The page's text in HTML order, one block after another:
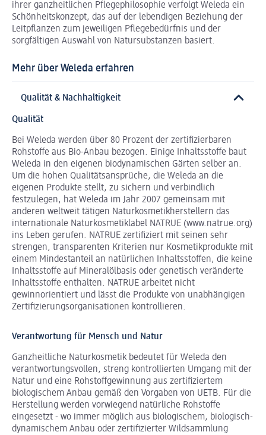
ihrer ganzheitlichen Pflegephilosophie verfolgt Weleda ein
Schönheitskonzept, das auf der lebendigen Beziehung der
Leitpflanzen zum jeweiligen Pflegebedürfnis und der
sorgfältigen Auswahl von Natursubstanzen basiert.
Mehr über Weleda erfahren
Qualität & Nachhaltigkeit
Qualität
Bei Weleda werden über 80 Prozent der zertifizierbaren
Rohstoffe aus Bio-Anbau bezogen. Einige Inhaltsstoffe baut
Weleda in den eigenen biodynamischen Gärten selber an.
Um die hohen Qualitätsansprüche, die Weleda an die
eigenen Produkte stellt, zu sichern und verbindlich
festzulegen, hat Weleda im Jahr 2007 gemeinsam mit
anderen weltweit tätigen Naturkosmetikherstellern das
internationale Naturkosmetiklabel NATRUE (www.natrue.org)
ins Leben gerufen. NATRUE zertifiziert mit seinen sehr
strengen, transparenten Kriterien nur Kosmetikprodukte mit
einem Mindestanteil an natürlichen Inhaltsstoffen, die keine
Inhaltsstoffe auf Mineralölbasis oder genetisch veränderte
Inhaltsstoffe enthalten. NATRUE arbeitet nicht
gewinnorientiert und lässt die Produkte von unabhängigen
Zertifizierungsorganisationen kontrollieren.
Verantwortung für Mensch und Natur
Ganzheitliche Naturkosmetik bedeutet für Weleda den
verantwortungsvollen, streng kontrollierten Umgang mit der
Natur und eine Rohstoffgewinnung aus zertifiziertem
biologischem Anbau gemäß den Vorgaben von UETB. Für die
Herstellung werden vorwiegend natürliche Rohstoffe
eingesetzt - wo immer möglich aus biologischem, biologisch-
dynamischem Anbau oder zertifizierter Wildsammlung